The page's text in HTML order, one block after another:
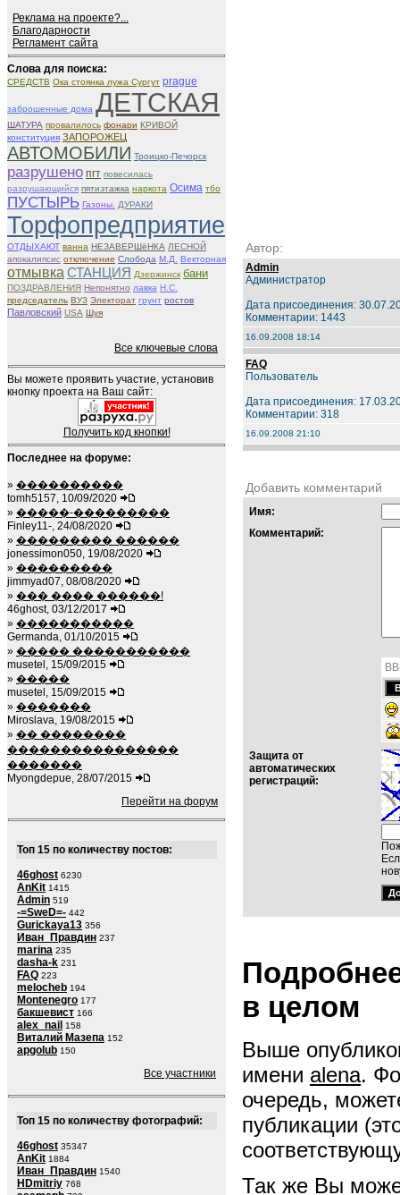
Реклама на проекте?...
Благодарности
Регламент сайта
Слова для поиска:
СРЕДСТВ Ока стоянка лужа Сургут prague
заброшенные дома ДЕТСКАЯ
ШАТУРА провалилось фонари КРИВОЙ
конституция ЗАПОРОЖЕЦ
АВТОМОБИЛИ Троицко-Печорск
разрушено пгт повесилась
разрушающийся пятиэтажка наркота Осима тбо
ПУСТЫРЬ Газоны. ДУРАКИ
Торфопредприятие
ОТДЫХАЮТ ванна НЕЗАВЕРШёНКА ЛЕСНОЙ
апокалипсис отключение Слобода М.Д. Векторная
отмывка СТАНЦИЯ Дзержинск бани
ПОЗДРАВЛЕНИЯ Непонятно лавка Н.С.
председатель ВУЗ Электорат грунт ростов
Павловский USA Шуя
Все ключевые слова
Вы можете проявить участие, установив
кнопку проекта на Ваш сайт:
Получить код кнопки!
Последнее на форуме:
» ����������
tomh5157, 10/09/2020
» �����-���������
Finley11-, 24/08/2020
» ��������� ������
jonessimon050, 19/08/2020
» ���������
jimmyad07, 08/08/2020
» ��� ���� ������!
46ghost, 03/12/2017
» �����������
Germanda, 01/10/2015
» ����� �����������
musetel, 15/09/2015
» �����
musetel, 15/09/2015
» �������
Miroslava, 19/08/2015
» �� ��������
����������������
�������
Myongdepue, 28/07/2015
Перейти на форум
Топ 15 по количеству постов:
46ghost 6230
AnKit 1415
Admin 519
-=SweD=- 442
Gurickaya13 356
Иван_Правдин 237
marina 235
dasha-k 231
FAQ 223
melocheb 194
Montenegro 177
бакшевист 166
alex_nail 158
Виталий Мазепа 152
apgolub 150
Все участники
Топ 15 по количеству фотографий:
46ghost 35347
AnKit 1884
Иван_Правдин 1540
HDmitriy 768
Автор:
Admin
Администратор
Дата присоединения:
Комментарии: 1443
16.09.2008 18:14
FAQ
Пользователь
Дата присоединения:
Комментарии: 318
16.09.2008 21:10
Добавить комментарий
Имя:
Комментарий:
Защита от
автоматических
регистраций:
в целом
Выше
имени alena.
очередь,
публикации
Так же Вы